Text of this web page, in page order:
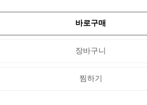
바로구매
장바구니
찜하기